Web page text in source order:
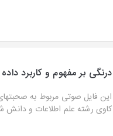
درنگی بر مفهوم و کاربرد
این فایل صوتی مربوط به
کاوی رشته علم اطلاعات و